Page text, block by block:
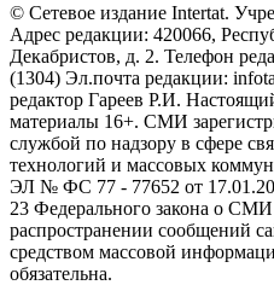
© Сетевое издание Intertat.
Адрес редакции: 420066,
Декабристов, д. 2. Телефон
(1304) Эл.почта редакции:
редактор Гареев Р.И.
материалы 16+. СМИ
службой по надзору в сфере
технологий и массовых
ЭЛ № ФС 77 - 77652 от
23 Федерального закона о
распространении сообщений
средством массовой
обязательна.